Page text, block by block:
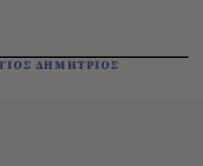
ΔΗΜΗΤΡΙΟΣ